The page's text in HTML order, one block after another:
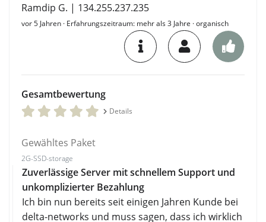
Ramdip G. | 134.255.237.235
vor 5 Jahren · Erfahrungszeitraum: mehr als 3 Jahre · organisch
Gesamtbewertung
Details
Gewähltes Paket
2G-SSD-storage
Zuverlässige Server mit schnellem Support und
unkomplizierter Bezahlung
Ich bin nun bereits seit einigen Jahren Kunde bei
delta-networks und muss sagen, dass ich wirklich